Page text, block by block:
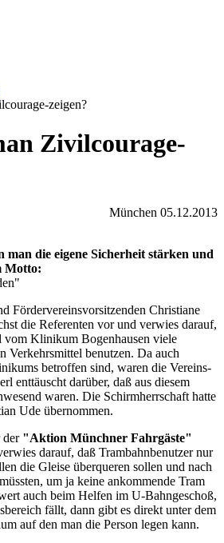
zeigen?
Zivilcourage-
München 05.12.2013
man die eigene Sicherheit stärken und
Motto:
Fördervereinsvorsitzenden Christiane
die Referenten vor und verwies darauf,
vom Klinikum Bogenhausen viele
Verkehrsmittel benutzen. Da auch
betroffen sind, waren die Vereins-
enttäuscht darüber, daß aus diesem
waren. Die Schirmherrschaft hatte
Ude übernommen.
der "Aktion Münchner Fahrgäste"
darauf, daß Trambahnbenutzer nur
die Gleise überqueren sollen und nach
um ja keine ankommende Tram
auch beim Helfen im U-Bahngeschoß,
fällt, dann gibt es direkt unter dem
auf den man die Person legen kann.